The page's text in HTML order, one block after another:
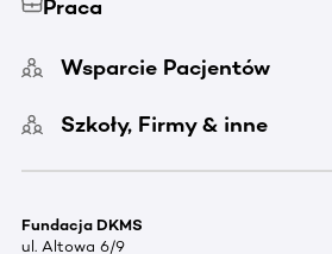
Praca
Wsparcie Pacjentów
Szkoły, Firmy & inne
Fundacja DKMS
ul. Altowa 6/9